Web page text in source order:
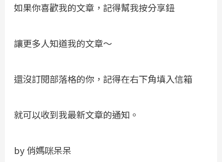
如果你喜歡我的文章，記得幫我按分享鈕
讓更多人知道我的文章～
還沒訂閱部落格的你，記得在右下角填入信箱
就可以收到我最新文章的通知。
by 俏媽咪呆呆